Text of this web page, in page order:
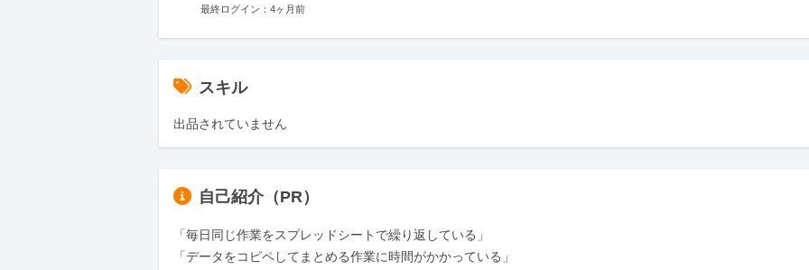
最終ログイン：4ヶ月前
スキル
出品されていません
自己紹介（PR）
「毎日同じ作業をスプレッドシートで繰り返している」
「データをコピペしてまとめる作業に時間がかかっている」